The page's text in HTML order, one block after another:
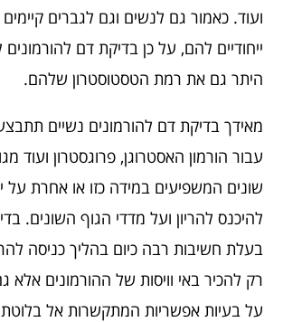
ועוד. כאמור גם לנשים וגם לגברים קיימים
ייחודיים להם, על כן בדיקת דם להורמונים
היתר גם את רמת הטסטוסטרון שלהם.
מאידך בדיקת דם להורמונים נשיים
עבור הורמון האסטרוגן, פרוגסטרון ועוד
שונים המשפיעים במידה כזו או אחרת על
להיכנס להריון ועל מדדי הגוף השונים.
בעלת חשיבות רבה כיום בהליך כניסה
רק להכיר באי וויסות של ההורמונים אלא
על בעיות אפשריות המתקשרות אל